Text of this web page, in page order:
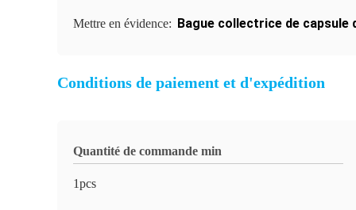
Mettre en évidence: Bague collectrice de capsule
Conditions de paiement et d'expédition
Quantité de commande min
1pcs